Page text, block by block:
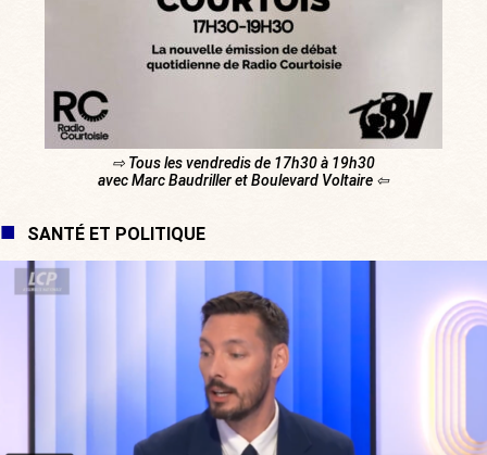
⇨ Tous les vendredis de 17h30 à 19h30
avec Marc Baudriller et Boulevard Voltaire ⇦
SANTÉ ET POLITIQUE